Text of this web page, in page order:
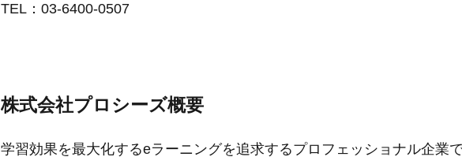
TEL：03-6400-0507
株式会社プロシーズ概要
学習効果を最大化するeラーニングを追求するプロフェッショナル企業